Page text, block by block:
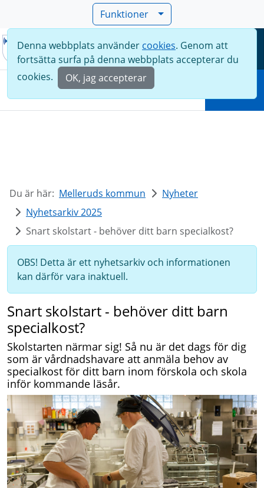
Funktioner
Meny
Denna webbplats använder cookies. Genom att
fortsätta surfa på denna webbplats accepterar du
cookies.
OK, jag accepterar
Du är här: Melleruds kommun
Nyheter
Nyhetsarkiv 2025
Snart skolstart - behöver ditt barn specialkost?
OBS! Detta är ett nyhetsarkiv och informationen
kan därför vara inaktuell.
Snart skolstart - behöver ditt barn
specialkost?
Skolstarten närmar sig! Så nu är det dags för dig
som är vårdnadshavare att anmäla behov av
specialkost för ditt barn inom förskola och skola
inför kommande läsår.